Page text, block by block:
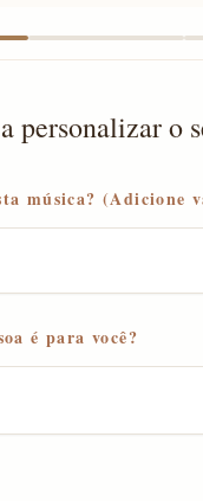
personalizar o
música? (Adicione
é para você?